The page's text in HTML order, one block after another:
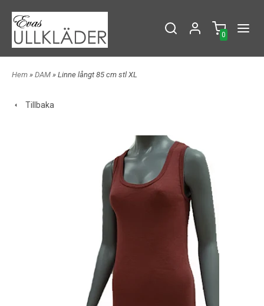
0
Hem » DAM » Linne långt 85 cm stl XL
Tillbaka